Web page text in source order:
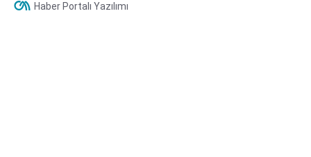
Haber Portalı Yazılımı